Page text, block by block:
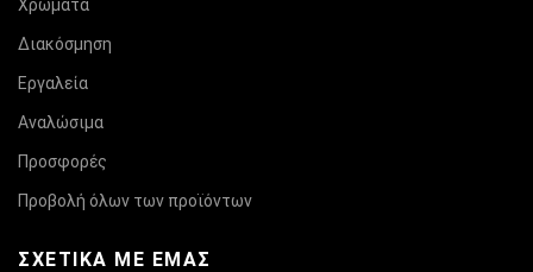
Χρώματα
Διακόσμηση
Εργαλεία
Αναλώσιμα
Προσφορές
Προβολή όλων των προϊόντων
ΣΧΕΤΙΚΆ ΜΕ ΕΜΑΣ